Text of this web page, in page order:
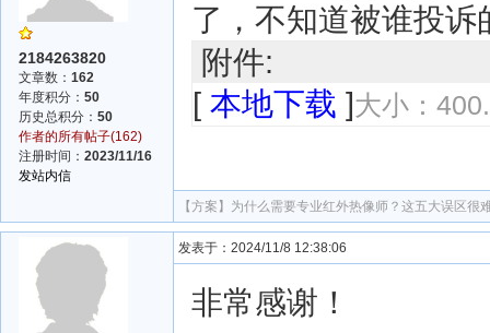
2184263820
文章数： 162
年度积分： 50
历史总积分： 50
作者的所有帖子(162)
注册时间： 2023/11/16
发站内信
了，不知道被谁投诉
附件:
[ 本地下载 ]大小：
【方案】 为什么需要专业红外热像师？这五大误区很
发表于：2024/11/8 12:38:06
非常感谢！